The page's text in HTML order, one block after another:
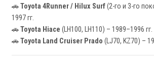
🚗Toyota 4Runner / Hilux Surf(2-го и 3-го
1997 гг.
🚗Toyota Hiace (LH100, LH110) – 1989–1996 гг.
🚗Toyota Land Cruiser Prado (LJ70, KZ70) –